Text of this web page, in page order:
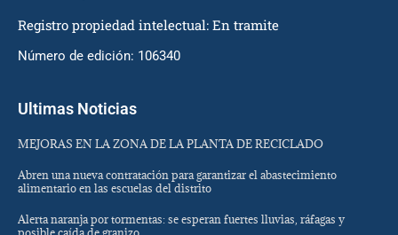
Registro propiedad intelectual: En tramite
Número de edición: 106340
Ultimas Noticias
MEJORAS EN LA ZONA DE LA PLANTA DE RECICLADO
Abren una nueva contratación para garantizar el abastecimiento
alimentario en las escuelas del distrito
Alerta naranja por tormentas: se esperan fuertes lluvias, ráfagas y
posible caída de granizo